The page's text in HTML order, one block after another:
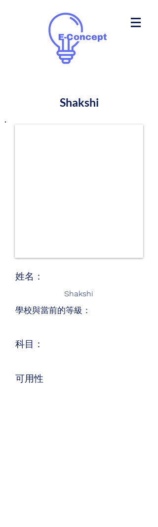
Shakshi
姓名：
Shakshi
學校與當前的等級：
科目：
可用性